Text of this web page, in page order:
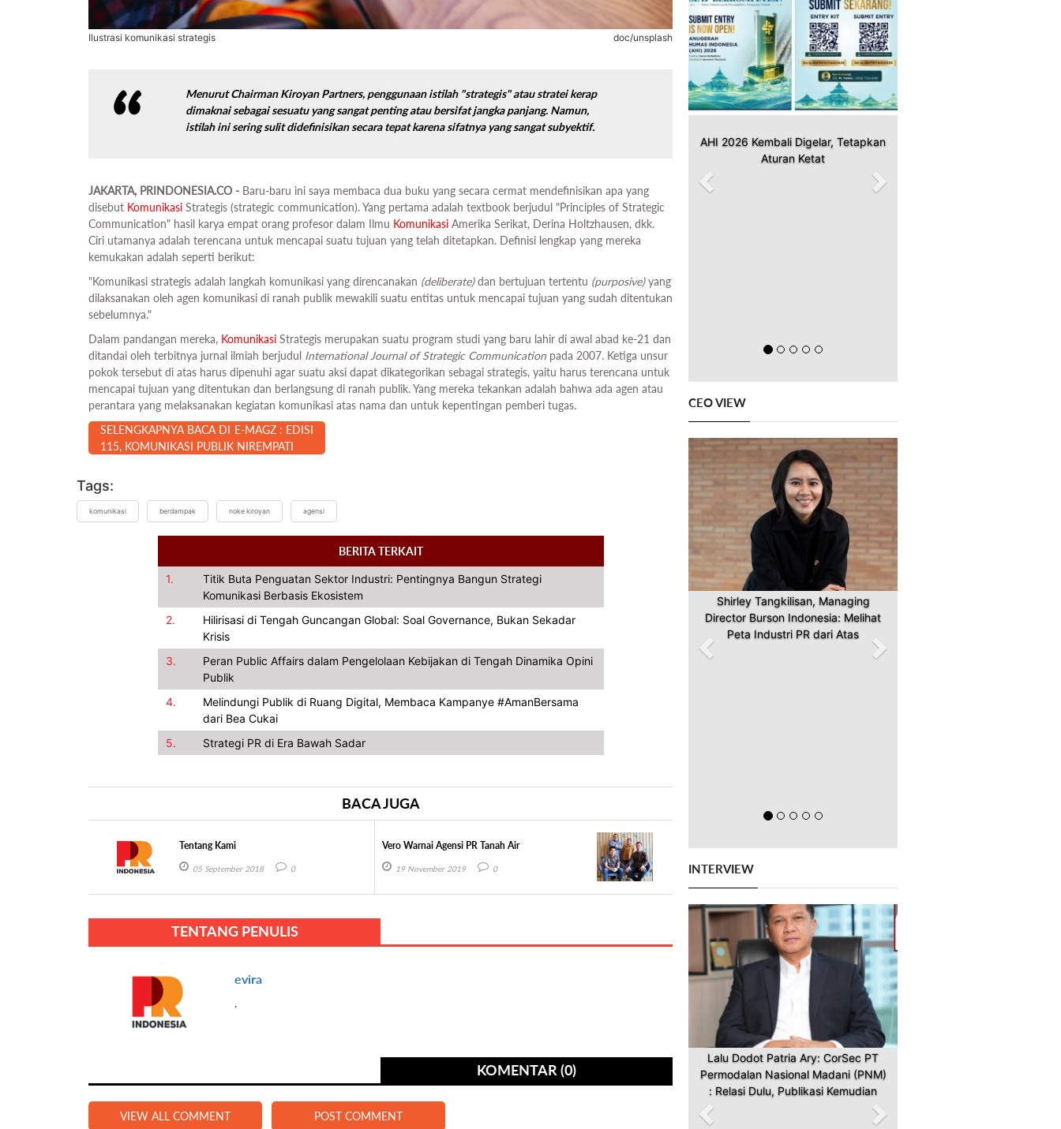
Ilustrasi komunikasi strategis doc/unsplash
Menurut Chairman Kiroyan Partners, penggunaan istilah "strategis" atau stratei kerap
dimaknai sebagai sesuatu yang sangat penting atau bersifat jangka panjang. Namun,
istilah ini sering sulit didefinisikan secara tepat karena sifatnya yang sangat subyektif.
JAKARTA, PRINDONESIA.CO - Baru-baru ini saya membaca dua buku yang secara cermat mendefinisikan apa yang
disebut Komunikasi Strategis (strategic communication). Yang pertama adalah textbook berjudul "Principles of Strategic
Communication" hasil karya empat orang profesor dalam Ilmu Komunikasi Amerika Serikat, Derina Holtzhausen, dkk.
Ciri utamanya adalah terencana untuk mencapai suatu tujuan yang telah ditetapkan. Definisi lengkap yang mereka
kemukakan adalah seperti berikut:
"Komunikasi strategis adalah langkah komunikasi yang direncanakan (deliberate)dan bertujuan tertentu (purposive)yang
dilaksanakan oleh agen komunikasi di ranah publik mewakili suatu entitas untuk mencapai tujuan yang sudah ditentukan
sebelumnya."
Dalam pandangan mereka, Komunikasi Strategis merupakan suatu program studi yang baru lahir di awal abad ke-21 dan
ditandai oleh terbitnya jurnal ilmiah berjudul International Journal of Strategic Communication pada 2007. Ketiga unsur
pokok tersebut di atas harus dipenuhi agar suatu aksi dapat dikategorikan sebagai strategis, yaitu harus terencana untuk
mencapai tujuan yang ditentukan dan berlangsung di ranah publik. Yang mereka tekankan adalah bahwa ada agen atau
perantara yang melaksanakan kegiatan komunikasi atas nama dan untuk kepentingan pemberi tugas.
SELENGKAPNYA BACA DI E-MAGZ : EDISI
115, KOMUNIKASI PUBLIK NIREMPATI
Tags:
komunikasi berdampak noke kiroyan agensi
BERITA TERKAIT
1.
Titik Buta Penguatan Sektor Industri: Pentingnya Bangun Strategi
Komunikasi Berbasis Ekosistem
2.
Hilirisasi di Tengah Guncangan Global: Soal Governance, Bukan Sekadar
Krisis
3.
Peran Public Affairs dalam Pengelolaan Kebijakan di Tengah Dinamika Opini
Publik
4.
Melindungi Publik di Ruang Digital, Membaca Kampanye #AmanBersama
dari Bea Cukai
5.
Strategi PR di Era Bawah Sadar
BACA JUGA
Tentang Kami
05 September 2018 0
Vero Warnai Agensi PR Tanah Air
19 November 2019 0
TENTANG PENULIS
evira
.
KOMENTAR (0)
VIEW ALL COMMENT POST COMMENT
AHI 2026 Kembali Digelar, Tetapkan
Aturan Ketat
CEO VIEW
Shirley Tangkilisan, Managing
Director Burson Indonesia: Melihat
Peta Industri PR dari Atas
Previous Next
INTERVIEW
Lalu Dodot Patria Ary: CorSec PT
Permodalan Nasional Madani (PNM)
: Relasi Dulu, Publikasi Kemudian
Previous Next